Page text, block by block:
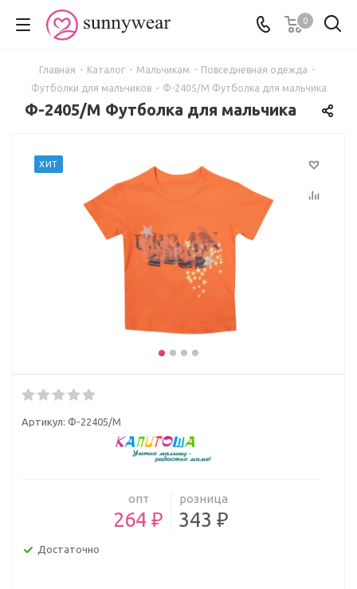
0
Главная - Каталог - Мальчикам - Повседневная одежда -
Футболки для мальчиков - Ф-2405/М Футболка для мальчика
Ф-2405/М Футболка для мальчика
ХИТ
Артикул: Ф-22405/М
опт
264 ₽
розница
343 ₽
Достаточно